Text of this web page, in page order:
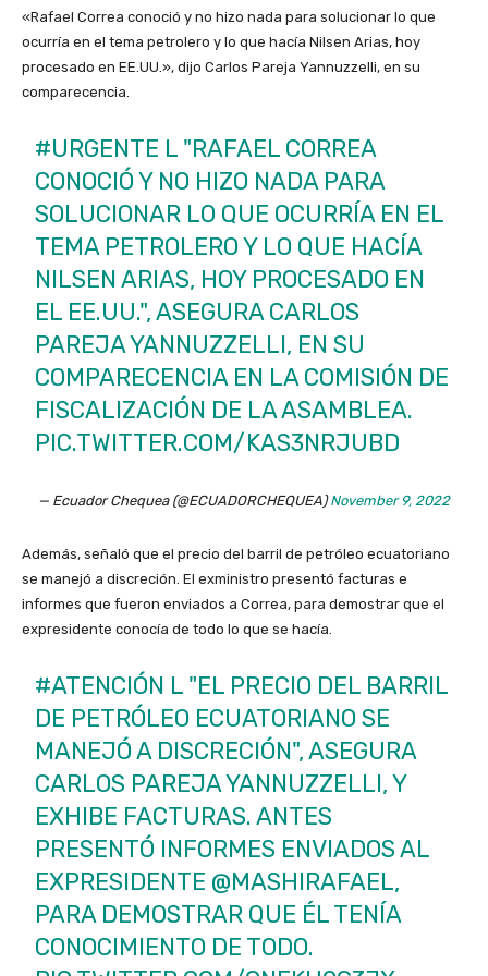
«Rafael Correa conoció y no hizo nada para solucionar lo que
ocurría en el tema petrolero y lo que hacía Nilsen Arias, hoy
procesado en EE.UU.», dijo Carlos Pareja Yannuzzelli, en su
comparecencia.
#URGENTE L "RAFAEL CORREA
CONOCIÓ Y NO HIZO NADA PARA
SOLUCIONAR LO QUE OCURRÍA EN EL
TEMA PETROLERO Y LO QUE HACÍA
NILSEN ARIAS, HOY PROCESADO EN
EL EE.UU.", ASEGURA CARLOS
PAREJA YANNUZZELLI, EN SU
COMPARECENCIA EN LA COMISIÓN DE
FISCALIZACIÓN DE LA ASAMBLEA.
PIC.TWITTER.COM/KAS3NRJUBD
— Ecuador Chequea (@ECUADORCHEQUEA)November 9, 2022
Además, señaló que el precio del barril de petróleo ecuatoriano
se manejó a discreción. El exministro presentó facturas e
informes que fueron enviados a Correa, para demostrar que el
expresidente conocía de todo lo que se hacía.
#ATENCIÓN L "EL PRECIO DEL BARRIL
DE PETRÓLEO ECUATORIANO SE
MANEJÓ A DISCRECIÓN", ASEGURA
CARLOS PAREJA YANNUZZELLI, Y
EXHIBE FACTURAS. ANTES
PRESENTÓ INFORMES ENVIADOS AL
EXPRESIDENTE @MASHIRAFAEL,
PARA DEMOSTRAR QUE ÉL TENÍA
CONOCIMIENTO DE TODO.